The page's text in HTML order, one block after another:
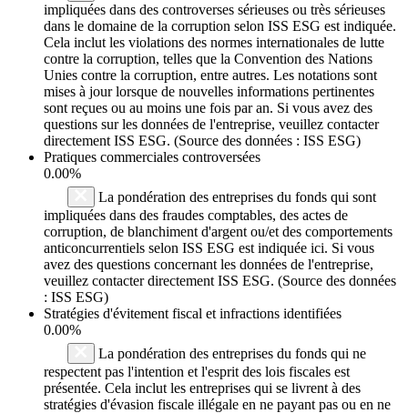
impliquées dans des controverses sérieuses ou très sérieuses
dans le domaine de la corruption selon ISS ESG est indiquée.
Cela inclut les violations des normes internationales de lutte
contre la corruption, telles que la Convention des Nations
Unies contre la corruption, entre autres. Les notations sont
mises à jour lorsque de nouvelles informations pertinentes
sont reçues ou au moins une fois par an. Si vous avez des
questions sur les données de l'entreprise, veuillez contacter
directement ISS ESG. (Source des données : ISS ESG)
Pratiques commerciales controversées
0.00%
La pondération des entreprises du fonds qui sont
impliquées dans des fraudes comptables, des actes de
corruption, de blanchiment d'argent ou/et des comportements
anticoncurrentiels selon ISS ESG est indiquée ici. Si vous
avez des questions concernant les données de l'entreprise,
veuillez contacter directement ISS ESG. (Source des données
: ISS ESG)
Stratégies d'évitement fiscal et infractions identifiées
0.00%
La pondération des entreprises du fonds qui ne
respectent pas l'intention et l'esprit des lois fiscales est
présentée. Cela inclut les entreprises qui se livrent à des
stratégies d'évasion fiscale illégale en ne payant pas ou en ne